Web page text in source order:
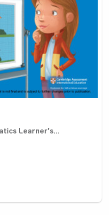
Learner’s...